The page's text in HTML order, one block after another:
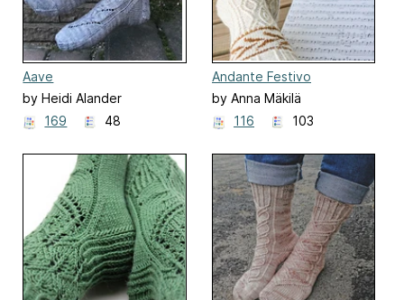
Aave
by Heidi Alander
169
48
Andante Festivo
by Anna Mäkilä
116
103